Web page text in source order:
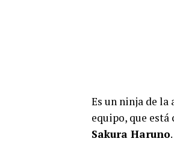
Es un ninja de la
equipo, que
Sakura Haruno.